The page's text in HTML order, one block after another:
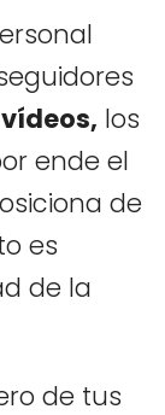
los
ende el
de
es
de la
de tus